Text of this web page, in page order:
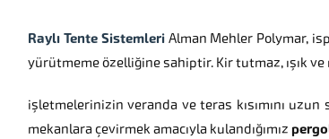
Raylı Tente SistemleriAlman Mehler Polymar,
yürütmeme özelliğine sahiptir. Kir tutmaz, ışık ve
işletmelerinizin veranda ve teras kısımını
mekanlara çevirmek amacıyla kulandığımız